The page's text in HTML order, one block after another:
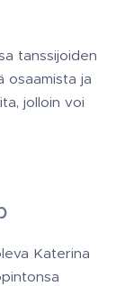
tanssijoiden
osaamista ja
jolloin voi
Katerina